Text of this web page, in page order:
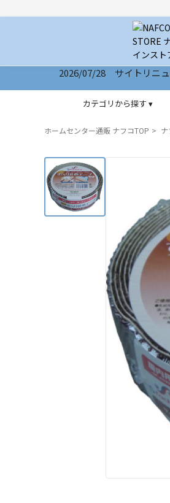
2026/07/28 サイトリニ
カテゴリから探す ▾
ホームセンター通販 ナフコTOP